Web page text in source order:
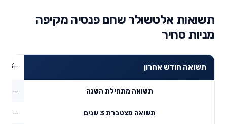
תשואות אלטשולר שחם פנסיה מקיפה
מניות סחיר
תשואה חודש אחרון -0.14%
תשואה מתחילת השנה —
תשואה מצטברת 3 שנים —